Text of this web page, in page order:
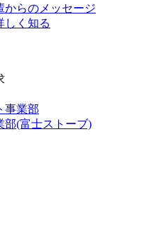
からのメッセージ
しく知る
事業部
部(富士ストーブ)